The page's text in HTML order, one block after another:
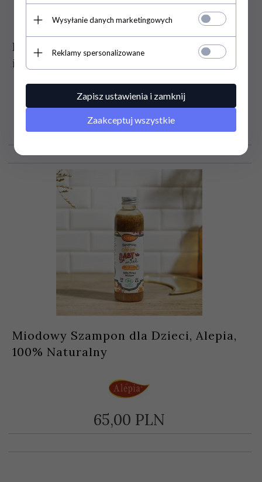
Probiotyk - Naturalne Żelki dla Dzieci
i Dorosłych, Myvita, 60 sztuk
29,50 PLN
Miodowy Szampon dla Dzieci, Alepia,
100% Naturalny
65,00 PLN
Wysyłanie danych marketingowych
Reklamy spersonalizowane
Zapisz ustawienia i zamknij
Zaakceptuj wszystkie